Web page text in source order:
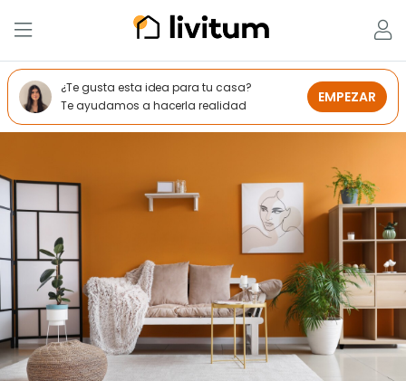
¿Te gusta esta idea para tu casa?
Te ayudamos a hacerla realidad
EMPEZAR